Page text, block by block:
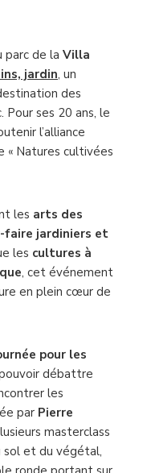
parc de la Villa
jardin, un
des
ses 20 ans, le
l’alliance
« Natures cultivées
les arts des
faire jardiniers et
les cultures à
, cet événement
en plein cœur de
pour les
débattre
les
par Pierre
masterclass
sol et du végétal,